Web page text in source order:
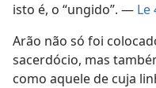
isto é, o “ungido”. — Le
Arão não só foi
sacerdócio, mas
como aquele de cuja